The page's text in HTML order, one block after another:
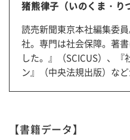
猪熊律子（いのくま・り
読売新聞東京本社編集委
社。専門は社会保障。著
した。』（SCICUS）、
ン』（中央法規出版）など
【書籍データ】